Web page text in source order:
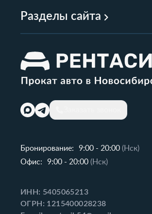
Разделы сайта
Бронирование: 9:00 - 20:00 (Нск)
Офис:
9:00 - 20:00 (Нск)
ИНН: 5405065213
ОГРН: 1215400028238